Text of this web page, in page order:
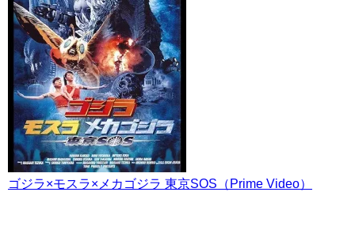
ゴジラ×モスラ×メカゴジラ 東京SOS（Prime Video）